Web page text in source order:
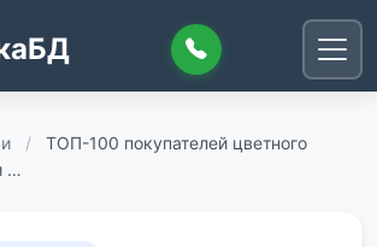
/
ТОП-100 покупателей цветного
…